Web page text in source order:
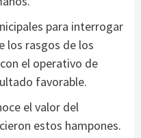
para interrogar
los rasgos de los
el operativo de
favorable.
el valor del
estos hampones.